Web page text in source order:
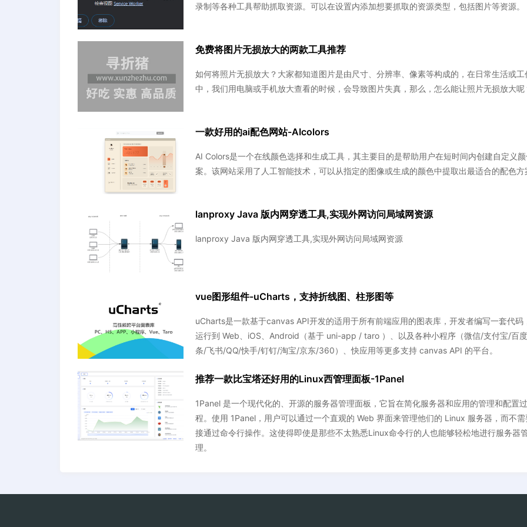
录制等各种工具帮助抓取资源。可以在设置内添加想要抓取的资源类型，包括图片等资源。
免费将图片无损放大的两款工具推荐
如何将照片无损放大？大家都知道图片是由尺寸、分辨率、像素等构成的，在日常生活或工
中，我们用电脑或手机放大查看的时候，会导致图片失真，那么，怎么能让照片无损放大呢
一款好用的ai配色网站-AIcolors
AI Colors是一个在线颜色选择和生成工具，其主要目的是帮助用户在短时间内创建自定义
案。该网站采用了人工智能技术，可以从指定的图像或生成的颜色中提取出最适合的配色方
lanproxy Java 版内网穿透工具,实现外网访问局域网资源
lanproxy Java 版内网穿透工具,实现外网访问局域网资源
vue图形组件-uCharts，支持折线图、柱形图等
uCharts是一款基于canvas API开发的适用于所有前端应用的图表库，开发者编写一套代码
运行到 Web、iOS、Android（基于 uni-app / taro ）、以及各种小程序（微信/支付宝/百
条/飞书/QQ/快手/钉钉/淘宝/京东/360）、快应用等更多支持 canvas API 的平台。
推荐一款比宝塔还好用的Linux西管理面板-1Panel
1Panel 是一个现代化的、开源的服务器管理面板，它旨在简化服务器和应用的管理和配置过
程。使用 1Panel，用户可以通过一个直观的 Web 界面来管理他们的 Linux 服务器，而不需
接通过命令行操作。这使得即使是那些不太熟悉Linux命令行的人也能够轻松地进行服务器
理。